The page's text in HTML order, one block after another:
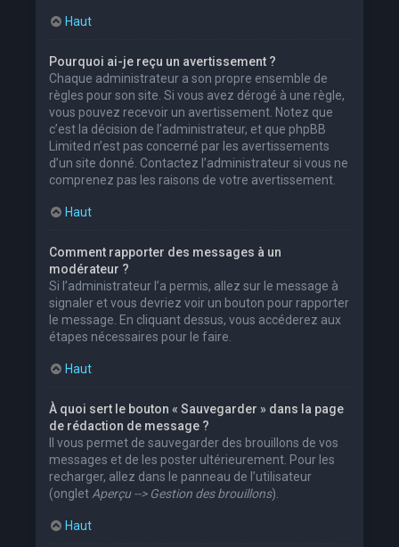
Haut
Pourquoi ai-je reçu un avertissement ?
Chaque administrateur a son propre ensemble de
règles pour son site. Si vous avez dérogé à une règle,
vous pouvez recevoir un avertissement. Notez que
c’est la décision de l’administrateur, et que phpBB
Limited n’est pas concerné par les avertissements
d’un site donné. Contactez l’administrateur si vous ne
comprenez pas les raisons de votre avertissement.
Haut
Comment rapporter des messages à un
modérateur ?
Si l’administrateur l’a permis, allez sur le message à
signaler et vous devriez voir un bouton pour rapporter
le message. En cliquant dessus, vous accéderez aux
étapes nécessaires pour le faire.
Haut
À quoi sert le bouton « Sauvegarder » dans la page
de rédaction de message ?
Il vous permet de sauvegarder des brouillons de vos
messages et de les poster ultérieurement. Pour les
recharger, allez dans le panneau de l’utilisateur
(ongletAperçu --> Gestion des brouillons).
Haut